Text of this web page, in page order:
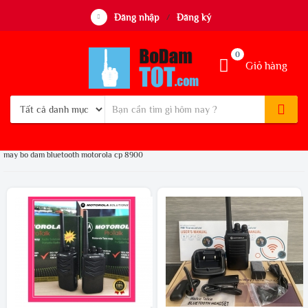
Đăng nhập / Đăng ký
Giỏ hàng
0
may bo dam bluetooth motorola cp 8900